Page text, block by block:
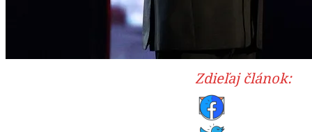
Zdieľaj článok: